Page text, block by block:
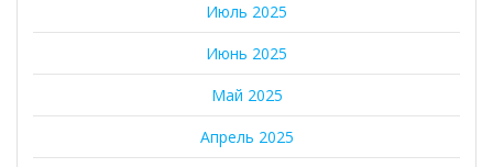
Июль 2025
Июнь 2025
Май 2025
Апрель 2025